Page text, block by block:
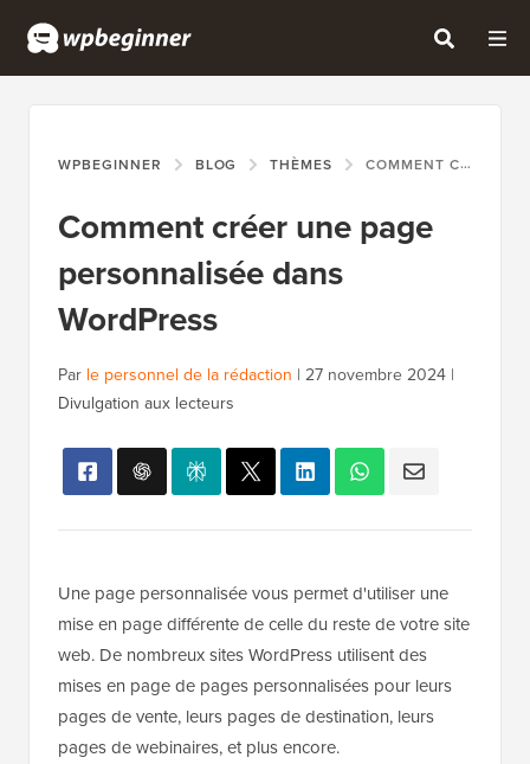
WPBEGINNER BLOG THÈMES COMMENT CRÉER UNE PAGE PERSONNALISÉE DANS WORDPRESS
Comment créer une page
personnalisée dans
WordPress
Par le personnel de la rédaction | 27 novembre 2024 |
Divulgation aux lecteurs
Une page personnalisée vous permet d'utiliser une
mise en page différente de celle du reste de votre site
web. De nombreux sites WordPress utilisent des
mises en page de pages personnalisées pour leurs
pages de vente, leurs pages de destination, leurs
pages de webinaires, et plus encore.